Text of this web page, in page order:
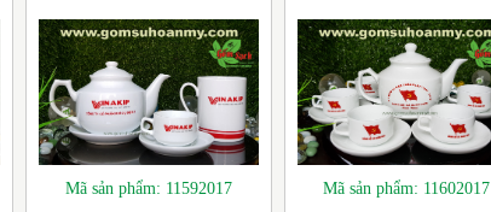
Mã sản phẩm: 11592017
Mã sản phẩm: 11602017